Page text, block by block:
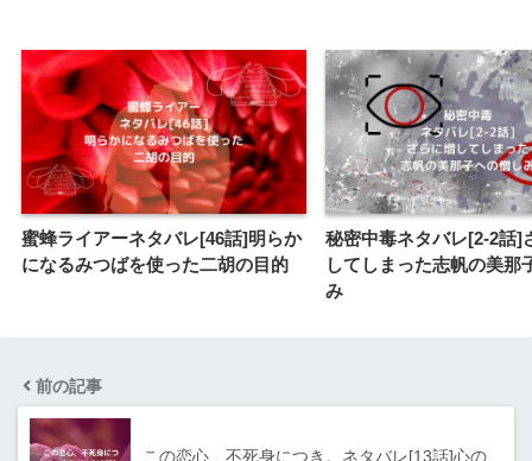
蜜蜂ライアーネタバレ[46話]明らか
になるみつばを使った二胡の目的
秘密中毒ネタバレ[2-2話]
してしまった志帆の美那
み
前の記事
この恋心、不死身につき。ネタバレ[13話]心の